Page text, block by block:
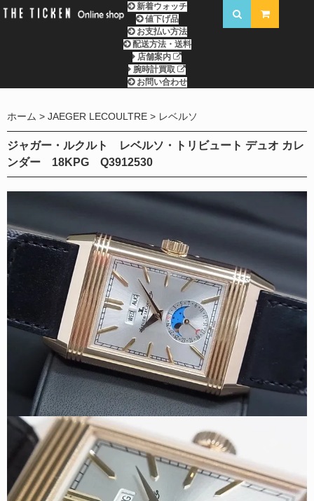
新着ウォッチ
値下げ品
お支払い方法
配送方法・送料
店舗案内
腕時計買取
お問い合わせ
ホーム JAEGER LECOULTRE レベルソ
ジャガー・ルクルト レベルソ・トリビュート デュオ カレ
ンダー 18KPG Q3912530